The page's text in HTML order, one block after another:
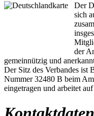
Der
sich
der
gemeinnützig und
Der Sitz des Verbandes ist
Nummer 32480 B beim
eingetragen und arbeitet